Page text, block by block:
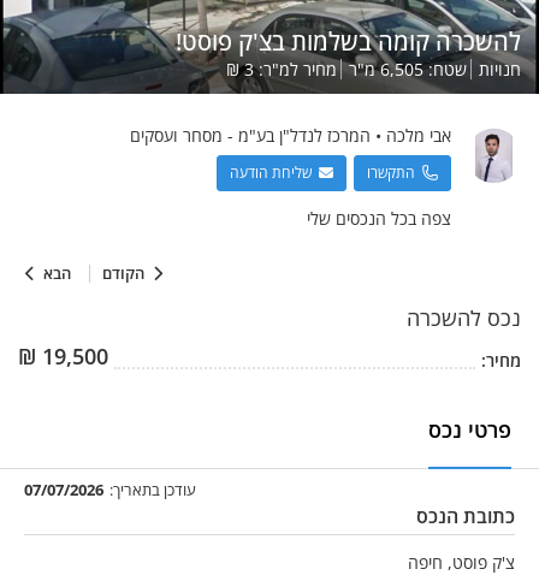
הקודם הבא
להשכרה קומה בשלמות בצ'ק פוסט!
חנויות שטח:6,505מ"ר מחיר למ"ר:3
₪
אבי מלכה • המרכז לנדל"ן בע"מ - מסחר ועסקים
התקשרו שליחת הודעה
צפה בכל הנכסים שלי
נכס להשכרה
מחיר: 19,500
₪
פרטי נכס
עודכן בתאריך: 07/07/2026
כתובת הנכס
צ'ק פוסט, חיפה